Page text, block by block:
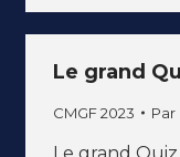
Le grand
CMGF 2023 Par